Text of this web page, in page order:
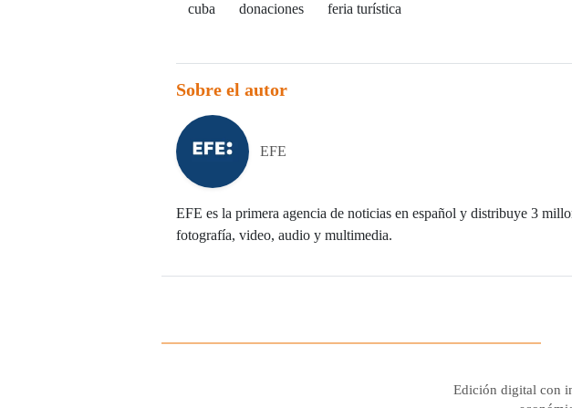
cuba donaciones feria turística
Sobre el autor
EFE
EFE es la primera agencia de noticias en español y distribuye 3
fotografía, video, audio y multimedia.
Edición digital con